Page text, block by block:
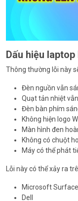
Dấu hiệu
Thông thường lỗi này
Đèn nguồn vẫn
Quạt tản nhiệt
Đèn bàn phím
Không hiện logo
Màn hình đen
Không có chuột
Máy có thể phát
Lỗi này có thể xảy ra
Microsoft Surface
Dell